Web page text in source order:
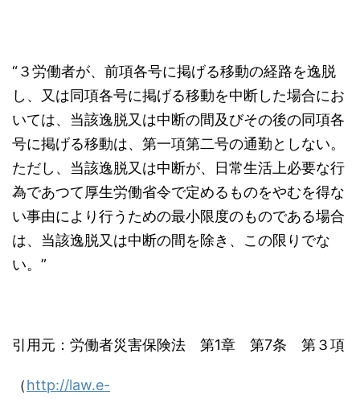
“３労働者が、前項各号に掲げる移動の経路を逸脱
し、又は同項各号に掲げる移動を中断した場合にお
いては、当該逸脱又は中断の間及びその後の同項各
号に掲げる移動は、第一項第二号の通勤としない。
ただし、当該逸脱又は中断が、日常生活上必要な行
為であつて厚生労働省令で定めるものをやむを得な
い事由により行うための最小限度のものである場合
は、当該逸脱又は中断の間を除き、この限りでな
い。”
引用元：労働者災害保険法 第1章 第7条 第３項
（http://law.e-